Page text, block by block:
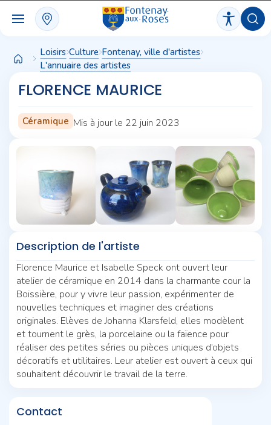
Loisirs Culture Fontenay, ville d'artistes
L'annuaire des artistes
FLORENCE MAURICE
Céramique Mis à jour le 22 juin 2023
Description de l'artiste
Florence Maurice et Isabelle Speck ont ouvert leur
atelier de céramique en 2014 dans la charmante cour la
Boissière, pour y vivre leur passion, expérimenter de
nouvelles techniques et imaginer des créations
originales. Elèves de Johanna Klarsfeld, elles modèlent
et tournent le grès, la porcelaine ou la faïence pour
réaliser des petites séries ou pièces uniques d’objets
décoratifs et utilitaires. Leur atelier est ouvert à ceux qui
souhaitent découvrir le travail de la terre.
Contact
Panneau de gestion des cookies